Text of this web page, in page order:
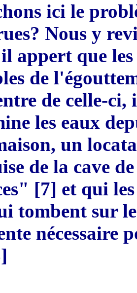
ici le probl
Nous y
appert que les
de l'
de celle-ci,
les eaux
un
de la cave
[7] et qui
tombent sur
nte nécessaire
]